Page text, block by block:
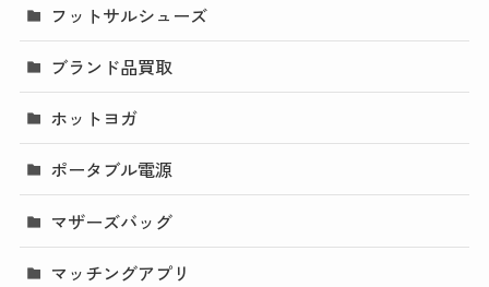
フットサルシューズ
ブランド品買取
ホットヨガ
ポータブル電源
マザーズバッグ
マッチングアプリ